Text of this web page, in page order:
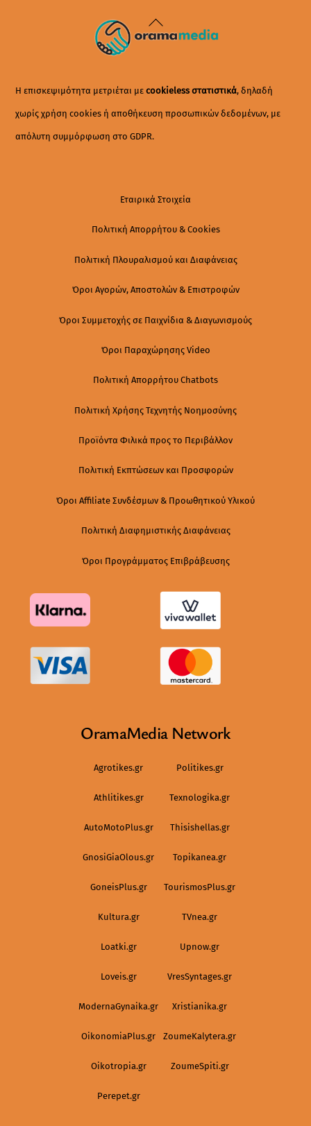
Back
To
Η επισκεψιμότητα μετριέται μεcookieless στατιστικά, δηλαδή
χωρίς χρήση cookies ή αποθήκευση προσωπικών δεδομένων, με
απόλυτη συμμόρφωση στο GDPR.
Εταιρικά Στοιχεία
Πολιτική Απορρήτου & Cookies
Πολιτική Πλουραλισμού και Διαφάνειας
Όροι Αγορών, Αποστολών & Επιστροφών
Όροι Συμμετοχής σε Παιχνίδια & Διαγωνισμούς
Όροι Παραχώρησης Video
Πολιτική Απορρήτου Chatbots
Πολιτική Χρήσης Τεχνητής Νοημοσύνης
Προϊόντα Φιλικά προς το Περιβάλλον
Πολιτική Εκπτώσεων και Προσφορών
Όροι Affiliate Συνδέσμων & Προωθητικού Υλικού
Πολιτική Διαφημιστικής Διαφάνειας
Όροι Προγράμματος Επιβράβευσης
OramaMedia Network
Agrotikes.gr Politikes.gr
Athlitikes.gr Texnologika.gr
AutoMotoPlus.gr Thisishellas.gr
GnosiGiaOlous.gr Topikanea.gr
GoneisPlus.gr TourismosPlus.gr
Kultura.gr TVnea.gr
Loatki.gr Upnow.gr
Loveis.gr VresSyntages.gr
ModernaGynaika.gr Xristianika.gr
OikonomiaPlus.gr ZoumeKalytera.gr
Oikotropia.gr ZoumeSpiti.gr
Perepet.gr